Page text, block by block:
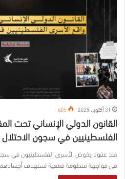
31 أكتوبر، 2025 605
الفلسطينيين في سجون الاحتلال
منذ عقود يخوض الأسرى الفلسطينيون في سجون
في مواجهة منظومة قمعية تستهدف أجسادهم